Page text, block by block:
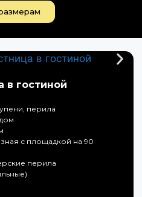
в гостиной
перила
с площадкой на 90
перила